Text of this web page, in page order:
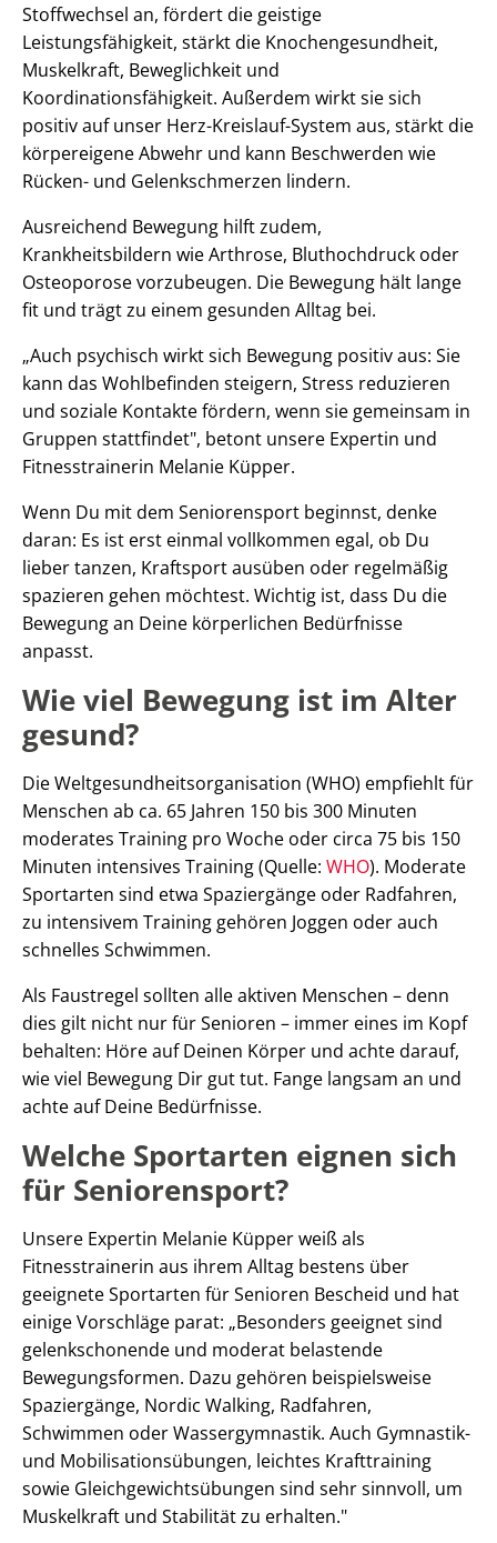
Stoffwechsel an, fördert die geistige
Leistungsfähigkeit, stärkt die Knochengesundheit,
Muskelkraft, Beweglichkeit und
Koordinationsfähigkeit. Außerdem wirkt sie sich
positiv auf unser Herz-Kreislauf-System aus, stärkt die
körpereigene Abwehr und kann Beschwerden wie
Rücken- und Gelenkschmerzen lindern.
Ausreichend Bewegung hilft zudem,
Krankheitsbildern wie Arthrose, Bluthochdruck oder
Osteoporose vorzubeugen. Die Bewegung hält lange
fit und trägt zu einem gesunden Alltag bei.
„Auch psychisch wirkt sich Bewegung positiv aus: Sie
kann das Wohlbefinden steigern, Stress reduzieren
und soziale Kontakte fördern, wenn sie gemeinsam in
Gruppen stattfindet", betont unsere Expertin und
Fitnesstrainerin Melanie Küpper.
Wenn Du mit dem Seniorensport beginnst, denke
daran: Es ist erst einmal vollkommen egal, ob Du
lieber tanzen, Kraftsport ausüben oder regelmäßig
spazieren gehen möchtest. Wichtig ist, dass Du die
Bewegung an Deine körperlichen Bedürfnisse
anpasst.
Wie viel Bewegung ist im Alter
gesund?
Die Weltgesundheitsorganisation (WHO) empfiehlt für
Menschen ab ca. 65 Jahren 150 bis 300 Minuten
moderates Training pro Woche oder circa 75 bis 150
Minuten intensives Training (Quelle: WHO). Moderate
Sportarten sind etwa Spaziergänge oder Radfahren,
zu intensivem Training gehören Joggen oder auch
schnelles Schwimmen.
Als Faustregel sollten alle aktiven Menschen – denn
dies gilt nicht nur für Senioren – immer eines im Kopf
behalten: Höre auf Deinen Körper und achte darauf,
wie viel Bewegung Dir gut tut. Fange langsam an und
achte auf Deine Bedürfnisse.
Welche Sportarten eignen sich
für Seniorensport?
Unsere Expertin Melanie Küpper weiß als
Fitnesstrainerin aus ihrem Alltag bestens über
geeignete Sportarten für Senioren Bescheid und hat
einige Vorschläge parat: „Besonders geeignet sind
gelenkschonende und moderat belastende
Bewegungsformen. Dazu gehören beispielsweise
Spaziergänge, Nordic Walking, Radfahren,
Schwimmen oder Wassergymnastik. Auch Gymnastik-
und Mobilisationsübungen, leichtes Krafttraining
sowie Gleichgewichtsübungen sind sehr sinnvoll, um
Muskelkraft und Stabilität zu erhalten."